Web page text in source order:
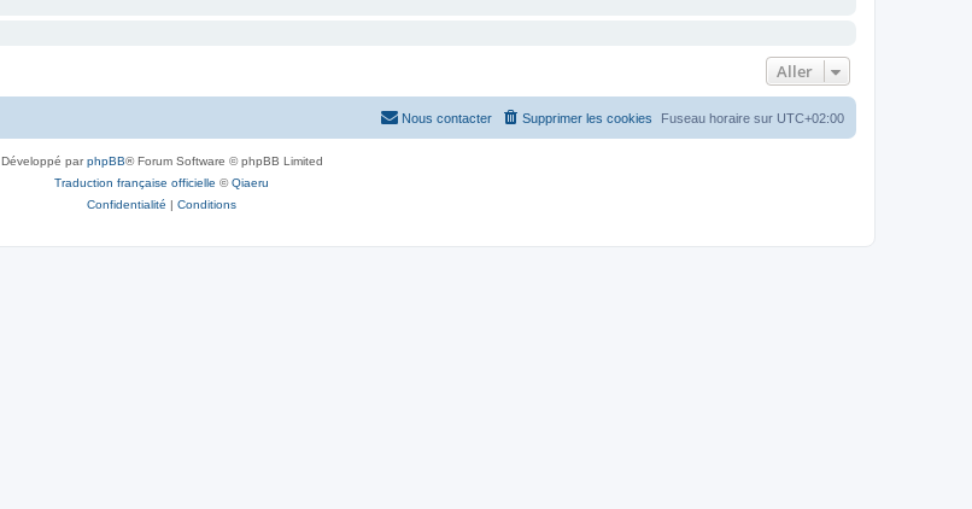
Aller
Fuseau horaire sur UTC+02:00
Supprimer les cookies
Nous contacter
Développé parphpBB® Forum Software © phpBB Limited
Traduction française officielle ©Qiaeru
Confidentialité | Conditions